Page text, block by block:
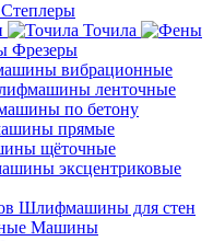
Степлеры
Точила
Фрезеры
Шлифмашины для стен
Машины